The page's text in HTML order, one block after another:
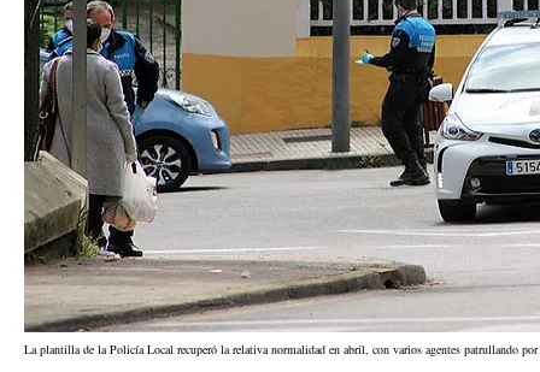
La plantilla de la Policía Local recuperó la relativa normalidad en abril, con varios agentes patrullando